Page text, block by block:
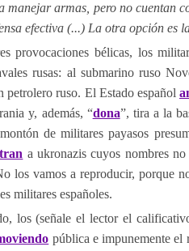
manejar armas, pero no cuentan
efectiva (...) La otra opción es
provocaciones bélicas, los
rusas: al submarino ruso
petrolero ruso. El Estado español
y, además, “dona”, tira a la
de militares payasos
a ukronazis cuyos nombres
los vamos a reproducir, porque
militares españoles.
los (señale el lector el
pública e impunemente el